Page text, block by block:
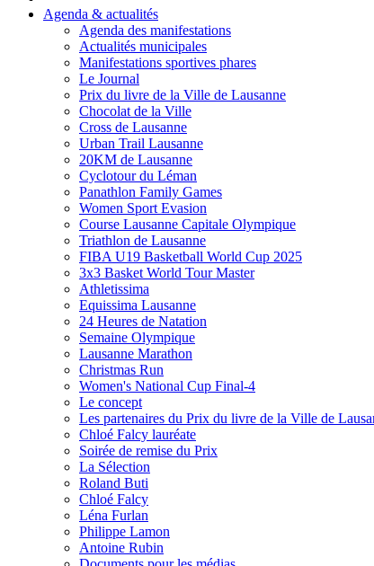
Agenda & actualités
Agenda des manifestations
Actualités municipales
Manifestations sportives phares
Le Journal
Prix du livre de la Ville de Lausanne
Chocolat de la Ville
Cross de Lausanne
Urban Trail Lausanne
20KM de Lausanne
Cyclotour du Léman
Panathlon Family Games
Women Sport Evasion
Course Lausanne Capitale Olympique
Triathlon de Lausanne
FIBA U19 Basketball World Cup 2025
3x3 Basket World Tour Master
Athletissima
Equissima Lausanne
24 Heures de Natation
Semaine Olympique
Lausanne Marathon
Christmas Run
Women's National Cup Final-4
Le concept
Les partenaires du Prix du livre de la Ville de
Chloé Falcy lauréate
Soirée de remise du Prix
La Sélection
Roland Buti
Chloé Falcy
Léna Furlan
Philippe Lamon
Antoine Rubin